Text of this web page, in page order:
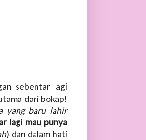
sebentar lagi
dari bokap!
yang baru lahir
lagi mau punya
) dan dalam hati